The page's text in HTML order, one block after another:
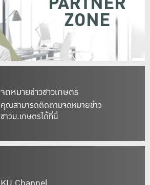
จดหมายข่าวชาวเกษตร
คุณสามารถติดตามจดหมายข่าว
ชาวม.เกษตรได้ที่นี่
ZONE